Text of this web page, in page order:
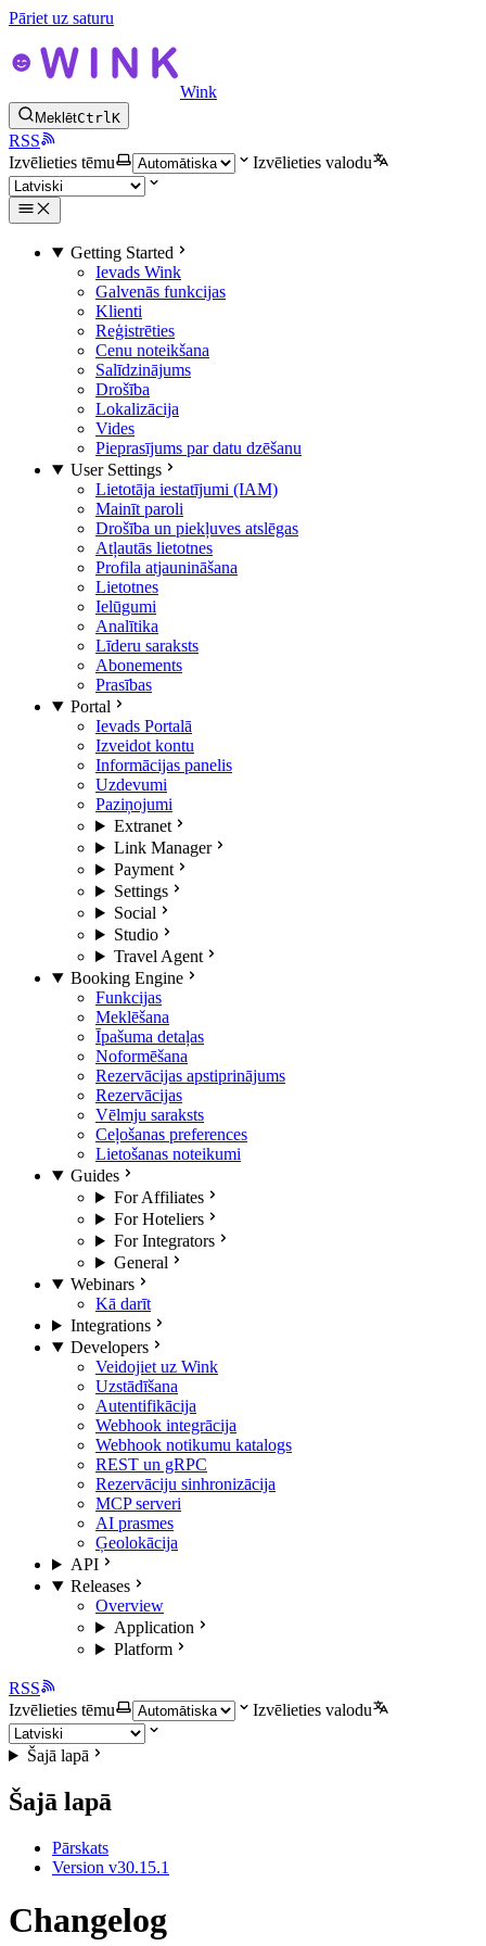
Pāriet uz saturu
Wink
MeklētCtrlK
RSS
Izvēlieties tēmu
Izvēlieties valodu
Getting Started
Ievads Wink
Galvenās funkcijas
Klienti
Reģistrēties
Cenu noteikšana
Salīdzinājums
Drošība
Lokalizācija
Vides
Pieprasījums par datu dzēšanu
User Settings
Lietotāja iestatījumi (IAM)
Mainīt paroli
Drošība un piekļuves atslēgas
Atļautās lietotnes
Profila atjaunināšana
Lietotnes
Ielūgumi
Analītika
Līderu saraksts
Abonements
Prasības
Portal
Ievads Portalā
Izveidot kontu
Informācijas panelis
Uzdevumi
Paziņojumi
Extranet
Link Manager
Payment
Settings
Social
Studio
Travel Agent
Booking Engine
Funkcijas
Meklēšana
Īpašuma detaļas
Noformēšana
Rezervācijas apstiprinājums
Rezervācijas
Vēlmju saraksts
Ceļošanas preferences
Lietošanas noteikumi
Guides
For Affiliates
For Hoteliers
For Integrators
General
Webinars
Kā darīt
Integrations
Developers
Veidojiet uz Wink
Uzstādīšana
Autentifikācija
Webhook integrācija
Webhook notikumu katalogs
REST un gRPC
Rezervāciju sinhronizācija
MCP serveri
AI prasmes
Ģeolokācija
API
Releases
Overview
Application
Platform
RSS
Izvēlieties tēmu
Izvēlieties valodu
Šajā lapā
Šajā lapā
Pārskats
Version v30.15.1
Changelog